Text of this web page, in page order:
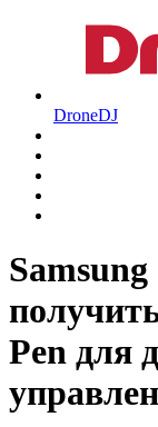
DroneDJ
Pen для